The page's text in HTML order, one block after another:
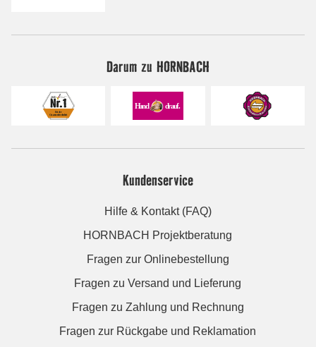
Darum zu HORNBACH
Kundenservice
Hilfe & Kontakt (FAQ)
HORNBACH Projektberatung
Fragen zur Onlinebestellung
Fragen zu Versand und Lieferung
Fragen zu Zahlung und Rechnung
Fragen zur Rückgabe und Reklamation